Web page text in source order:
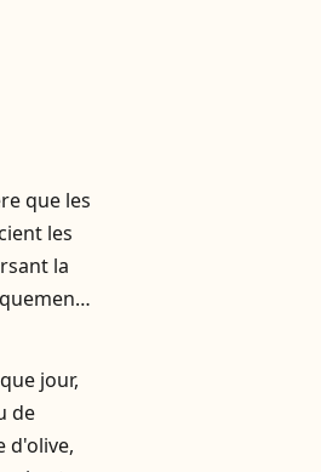
que les
les
la
jour,
de
d'olive,